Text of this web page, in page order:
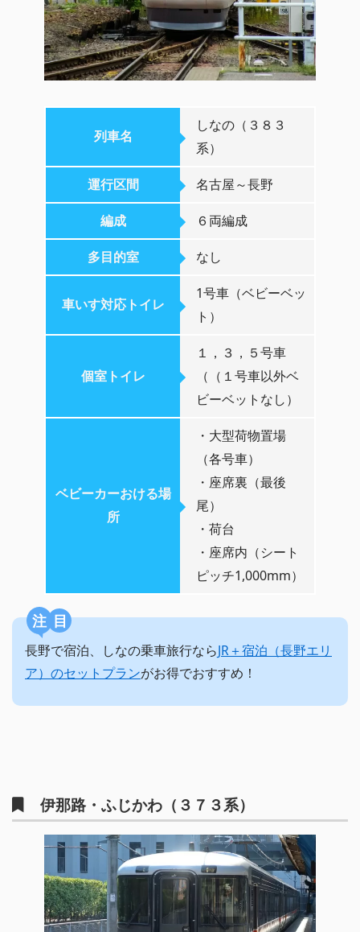
列車名
しなの（３８３
系）
運行区間 名古屋～長野
編成 ６両編成
多目的室 なし
車いす対応トイレ
1号車（ベビーベッ
ト）
個室トイレ
１，３，５号車
（（１号車以外ベ
ビーベットなし）
ベビーカーおける場
所
・大型荷物置場
（各号車）
・座席裏（最後
尾）
・荷台
・座席内（シート
ピッチ1,000mm）
注目
長野で宿泊、しなの乗車旅行ならJR＋宿泊（長野エリ
ア）のセットプランがお得でおすすめ！
伊那路・ふじかわ（３７３系）